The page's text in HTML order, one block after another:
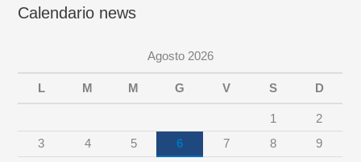
w
r
c
Calendario news
Agosto 2026
L M M G V S D
1
2
3
4 5 6 7 8
9